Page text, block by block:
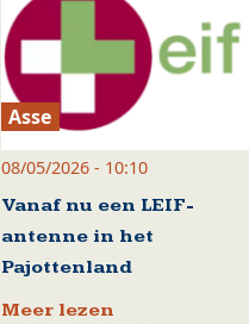
Asse
08/05/2026 - 10:10
Vanaf nu een LEIF-
antenne in het
Pajottenland
Meer lezen